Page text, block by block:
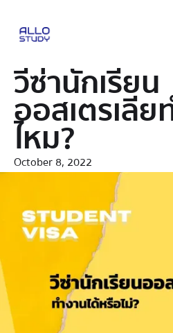
วีซ่านักเรียน
ออสเตรเลีย
ไหม?
October 8, 2022